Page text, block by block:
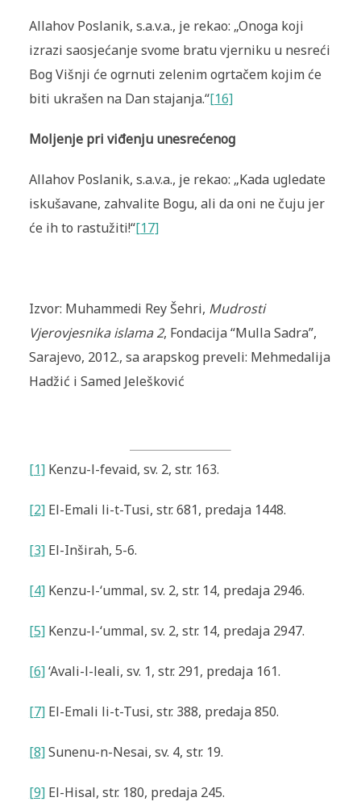
Allahov Poslanik, s.a.v.a., je rekao: „Onoga koji
izrazi saosjećanje svome bratu vjerniku u nesreći
Bog Višnji će ogrnuti zelenim ogrtačem kojim će
biti ukrašen na Dan stajanja.“[16]
Moljenje pri viđenju unesrećenog
Allahov Poslanik, s.a.v.a., je rekao: „Kada ugledate
iskušavane, zahvalite Bogu, ali da oni ne čuju jer
će ih to rastužiti!“[17]
Izvor: Muhammedi Rey Šehri, Mudrosti
Vjerovjesnika islama 2, Fondacija “Mulla Sadra”,
Sarajevo, 2012., sa arapskog preveli: Mehmedalija
Hadžić i Samed Jelešković
[1]Kenzu-l-fevaid, sv. 2, str. 163.
[2]El-Emali li-t-Tusi, str. 681, predaja 1448.
[3]El-Inširah, 5-6.
[4]Kenzu-l-‘ummal, sv. 2, str. 14, predaja 2946.
[5]Kenzu-l-‘ummal, sv. 2, str. 14, predaja 2947.
[6]‘Avali-l-leali, sv. 1, str. 291, predaja 161.
[7]El-Emali li-t-Tusi, str. 388, predaja 850.
[8]Sunenu-n-Nesai, sv. 4, str. 19.
[9]El-Hisal, str. 180, predaja 245.